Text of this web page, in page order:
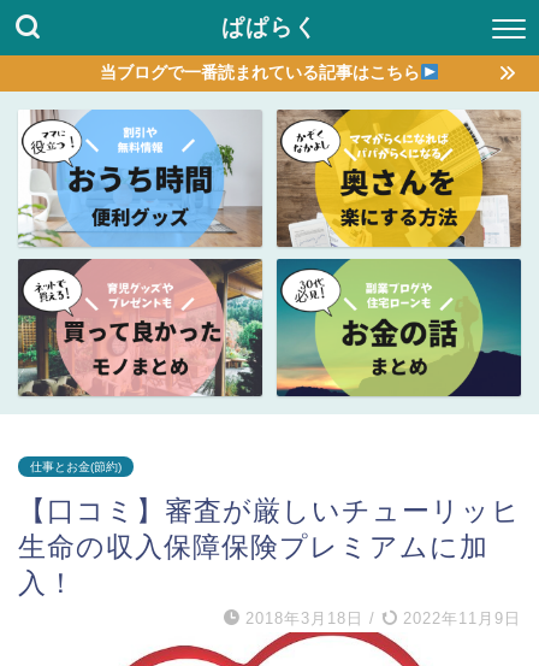
ぱぱらく
当ブログで一番読まれている記事はこちら
仕事とお金(節約)
【口コミ】審査が厳しいチューリッヒ
生命の収入保障保険プレミアムに加
入！
2018年3月18日 / 2022年11月9日